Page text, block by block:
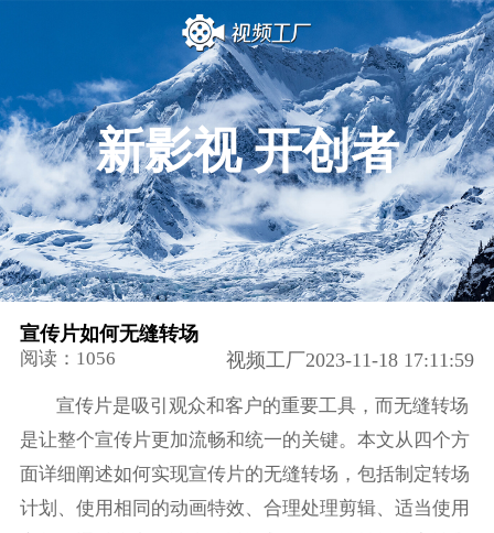
新影视 开创者
宣传片如何无缝转场
阅读：1056 视频工厂2023-11-18 17:11:59
宣传片是吸引观众和客户的重要工具，而无缝转场
是让整个宣传片更加流畅和统一的关键。本文从四个方
面详细阐述如何实现宣传片的无缝转场，包括制定转场
计划、使用相同的动画特效、合理处理剪辑、适当使用